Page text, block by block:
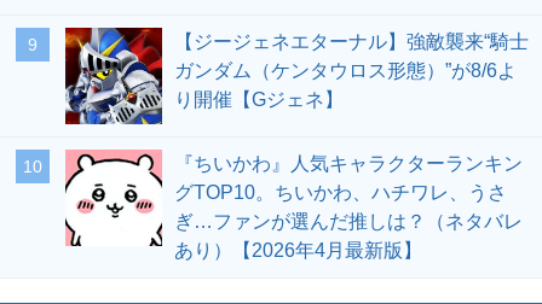
9
【ジージェネエターナル】強敵襲来“騎士
ガンダム（ケンタウロス形態）”が8/6よ
り開催【Gジェネ】
10
『ちいかわ』人気キャラクターランキン
グTOP10。ちいかわ、ハチワレ、うさ
ぎ…ファンが選んだ推しは？（ネタバレ
あり）【2026年4月最新版】